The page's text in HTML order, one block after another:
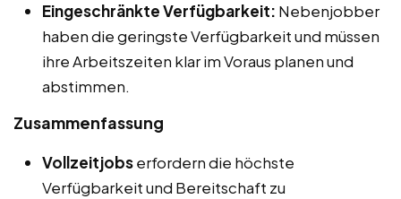
Eingeschränkte Verfügbarkeit: Nebenjobber
haben die geringste Verfügbarkeit und müssen
ihre Arbeitszeiten klar im Voraus planen und
abstimmen.
Zusammenfassung
Vollzeitjobserfordern die höchste
Verfügbarkeit und Bereitschaft zu